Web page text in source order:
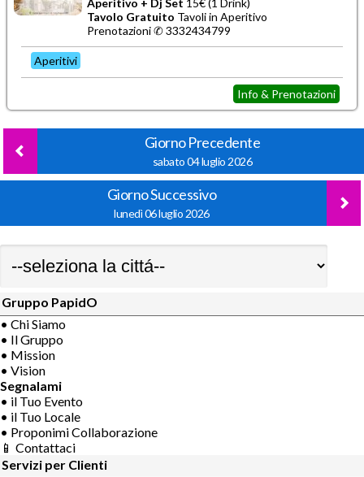
Tavolo Gratuito Tavoli in Aperitivo
Prenotazioni ✆ 3332434799
Aperitivi
Info & Prenotazioni
Giorno Precedente
sabato 04 luglio 2026
Giorno Successivo
lunedì 06 luglio 2026
Gruppo PapidO
• Chi Siamo
• Il Gruppo
• Mission
• Vision
Segnalami
• il Tuo Evento
• il Tuo Locale
• Proponimi Collaborazione
📱 Contattaci
Servizi per Clienti